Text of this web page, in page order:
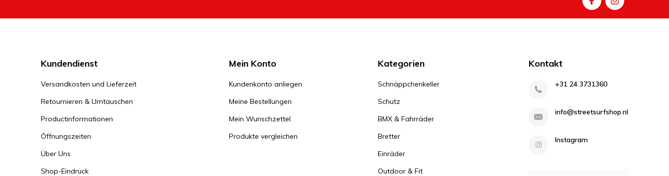
Kundendienst
Versandkosten und Lieferzeit
Retournieren & Umtauschen
Productinformationen
Öffnungszeiten
Über Uns
Shop-Eindruck
Mein Konto
Kundenkonto anliegen
Meine Bestellungen
Mein Wunschzettel
Produkte vergleichen
Kategorien
Schnäppchenkeller
Schutz
BMX & Fahrräder
Bretter
Einräder
Outdoor & Fit
Kontakt
+31 24 3731360
info@streetsurfshop.nl
Instagram